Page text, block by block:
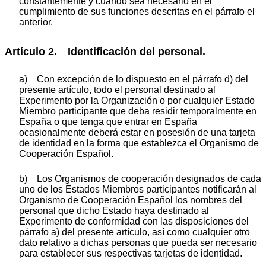
cumplimiento de sus funciones descritas en el párrafo el
anterior.
Artículo 2. Identificación del personal.
a) Con excepción de lo dispuesto en el párrafo d) del
presente artículo, todo el personal destinado al
Experimento por la Organización o por cualquier Estado
Miembro participante que deba residir temporalmente en
España o que tenga que entrar en España
ocasionalmente deberá estar en posesión de una tarjeta
de identidad en la forma que establezca el Organismo de
Cooperación Español.
b) Los Organismos de cooperación designados de cada
uno de los Estados Miembros participantes notificarán al
Organismo de Cooperación Español los nombres del
personal que dicho Estado haya destinado al
Experimento de conformidad con las disposiciones del
párrafo a) del presente artículo, así como cualquier otro
dato relativo a dichas personas que pueda ser necesario
para establecer sus respectivas tarjetas de identidad.